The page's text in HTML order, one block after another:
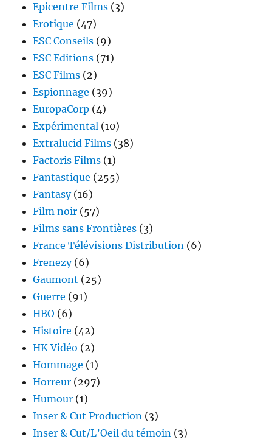
Epicentre Films (3)
Erotique (47)
ESC Conseils (9)
ESC Editions (71)
ESC Films (2)
Espionnage (39)
EuropaCorp (4)
Expérimental (10)
Extralucid Films (38)
Factoris Films (1)
Fantastique (255)
Fantasy(16)
Film noir (57)
Films sans Frontières (3)
France Télévisions Distribution (6)
Frenezy(6)
Gaumont (25)
Guerre (91)
HBO (6)
Histoire (42)
HK Vidéo (2)
Hommage (1)
Horreur (297)
Humour (1)
Inser & Cut Production (3)
Inser & Cut/L’Oeil du témoin (3)